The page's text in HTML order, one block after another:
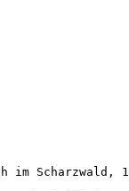
im Scharzwald,